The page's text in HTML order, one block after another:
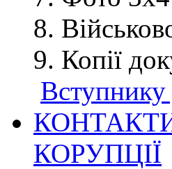
Копії
КОРУПЦІЇ